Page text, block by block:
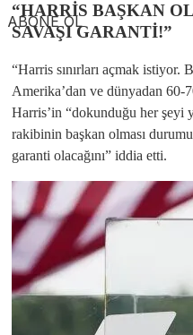
ABONE OL
“HARRİS BAŞKAN
SAVAŞI GARANTİ!”
“Harris sınırları açmak istiyor.
Amerika’dan ve dünyadan 60-
Harris’in “dokunduğu her şeyi
rakibinin başkan olması
garanti olacağını” iddia etti.